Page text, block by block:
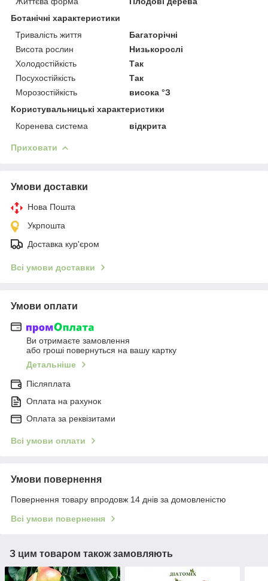
Ботанічні характеристики
Тривалість життя
Багаторічні
Висота рослин
Низькорослі
Холодостійкість
Так
Посухостійкість
Так
Морозостійкість
висока °З
Користувальницькі характеристики
Коренева система
відкрита
Приховати
Умови доставки
Нова Пошта
Укрпошта
Доставка кур'єром
Всі умови доставки
Умови оплати
Ви отримаєте замовлення
або гроші повернуться на вашу картку
Детальніше
Післяплата
Оплата на рахунок
Оплата за реквізитами
Всі умови оплати
Умови повернення
Повернення товару впродовж 14 днів за домовленістю
Всі умови повернення
З цим товаром також замовляють